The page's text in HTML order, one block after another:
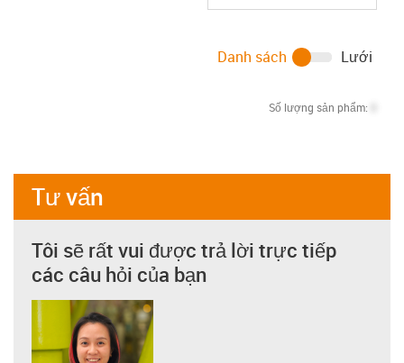
Số lượng sản phẩm:
Danh sách Lưới
Tư vấn
Tôi sẽ rất vui được trả lời trực tiếp
các câu hỏi của bạn